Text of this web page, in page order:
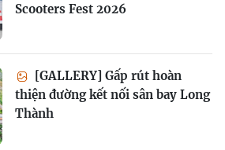
Scooters Fest 2026
[GALLERY] Gấp rút hoàn
thiện đường kết nối sân bay Long
Thành